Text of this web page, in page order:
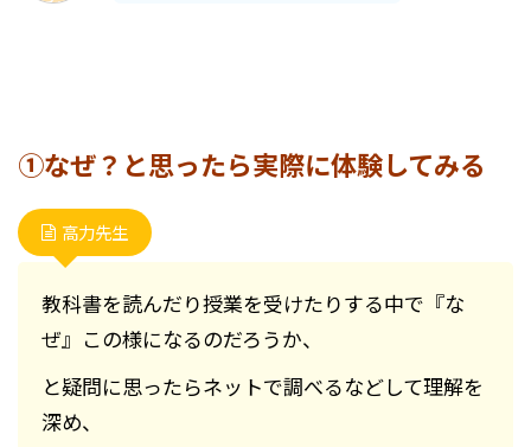
①なぜ？と思ったら実際に体験してみる
高力先生
教科書を読んだり授業を受けたりする中で『な
ぜ』この様になるのだろうか、
と疑問に思ったらネットで調べるなどして理解を
深め、